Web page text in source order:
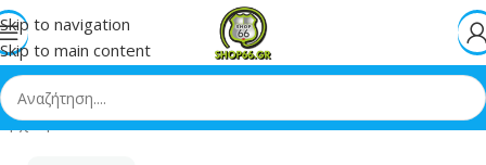
Skip to navigation
Skip to main content
Αρχική»22 mm